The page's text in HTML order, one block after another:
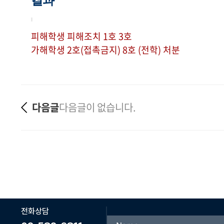
피해학생 피해조치 1호 3호
가해학생 2호(접촉금지) 8호 (전학) 처분
다음글다음글이 없습니다.
전화상담